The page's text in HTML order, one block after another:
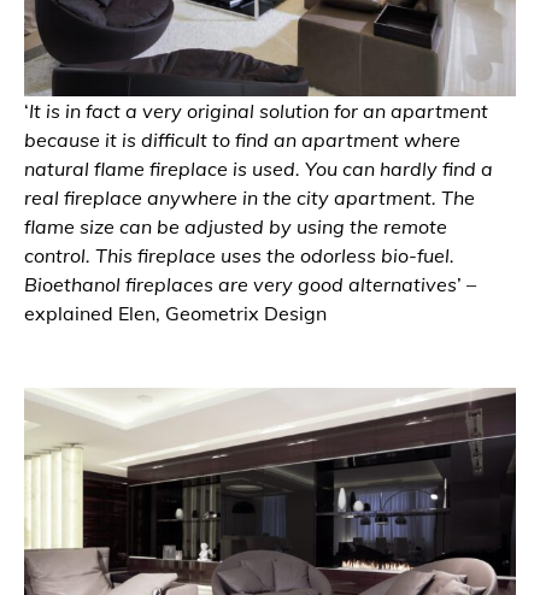
‘It is in fact a very original solution for an apartment
because it is difficult to find an apartment where
natural flame fireplace is used. You can hardly find a
real fireplace anywhere in the city apartment. The
flame size can be adjusted by using the remote
control. This fireplace uses the odorless bio-fuel.
Bioethanol fireplaces are very good alternatives’ –
explained Elen, Geometrix Design